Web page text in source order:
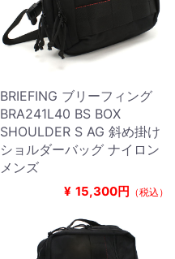
BRIEFING ブリーフィング
BRA241L40 BS BOX
SHOULDER S AG 斜め掛け
ショルダーバッグ ナイロン
メンズ
¥ 15,300円 （税込）